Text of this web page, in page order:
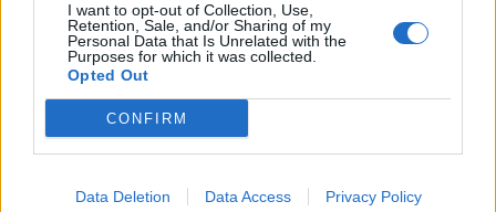
I want to opt-out of Collection, Use,
Retention, Sale, and/or Sharing of my
Personal Data that Is Unrelated with the
Purposes for which it was collected.
Opted Out
CONFIRM
Data Deletion Data Access Privacy Policy
kamchak
Foren-Graf
Ávila
Viracopos52gefällt dies.